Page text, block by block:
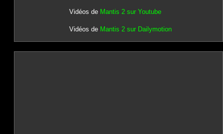
Vidéos de Mantis 2 sur Youtube
Vidéos de Mantis 2 sur Dailymotion